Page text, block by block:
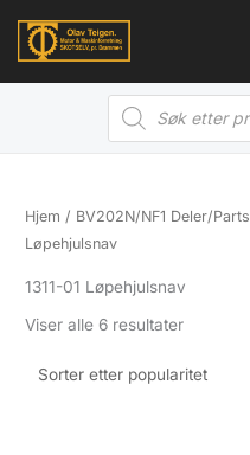
Products
search
Hjem / BV202N/NF1 Deler/Parts
Løpehjulsnav
1311-01 Løpehjulsnav
Viser alle 6 resultaterSortert